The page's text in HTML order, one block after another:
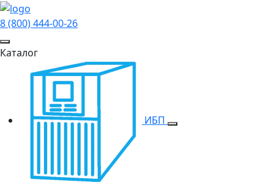
8 (800) 444-00-26
Каталог
ИБП